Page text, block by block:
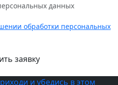
данных
обработки персональных